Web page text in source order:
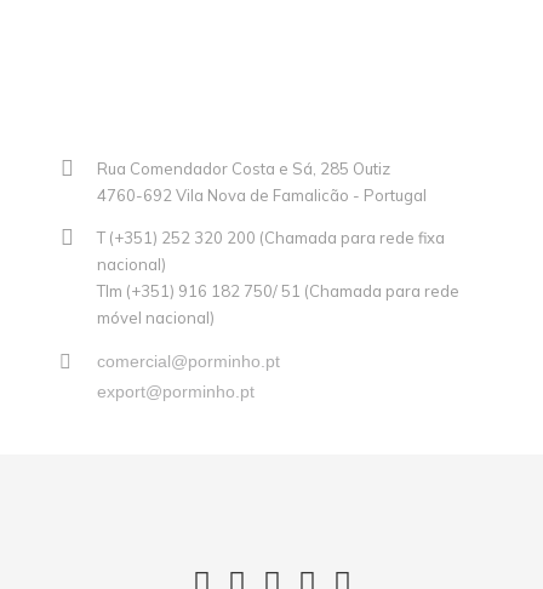
Rua Comendador Costa e Sá, 285 Outiz
4760-692 Vila Nova de Famalicão - Portugal
T (+351) 252 320 200 (Chamada para rede fixa
nacional)
Tlm (+351) 916 182 750/ 51 (Chamada para rede
móvel nacional)
comercial@porminho.pt
export@porminho.pt